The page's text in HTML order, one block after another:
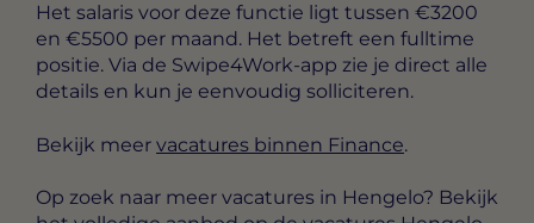
Het salaris voor deze functie ligt tussen €3200
en €5500 per maand . Het betreft een fulltime
positie. Via de Swipe4Work-app zie je direct alle
details en kun je eenvoudig solliciteren.
Bekijk meer vacatures binnen Finance.
Op zoek naar meer vacatures in Hengelo? Bekijk